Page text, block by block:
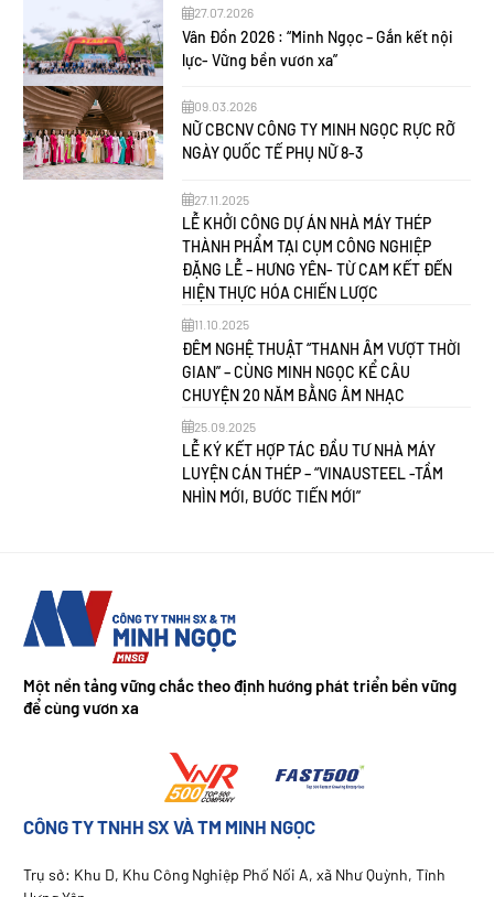
27.07.2026
Vân Đồn 2026 : “Minh Ngọc – Gắn kết nội
lực- Vững bền vươn xa”
09.03.2026
NỮ CBCNV CÔNG TY MINH NGỌC RỰC RỠ
NGÀY QUỐC TẾ PHỤ NỮ 8-3
27.11.2025
LỄ KHỞI CÔNG DỰ ÁN NHÀ MÁY THÉP
THÀNH PHẨM TẠI CỤM CÔNG NGHIỆP
ĐẶNG LỄ – HƯNG YÊN- TỪ CAM KẾT ĐẾN
HIỆN THỰC HÓA CHIẾN LƯỢC
11.10.2025
ĐÊM NGHỆ THUẬT “THANH ÂM VƯỢT THỜI
GIAN” – CÙNG MINH NGỌC KỂ CÂU
CHUYỆN 20 NĂM BẰNG ÂM NHẠC
25.09.2025
LỄ KÝ KẾT HỢP TÁC ĐẦU TƯ NHÀ MÁY
LUYỆN CÁN THÉP – “VINAUSTEEL -TẦM
NHÌN MỚI, BƯỚC TIẾN MỚI”
Một nền tảng vững chắc theo định hướng phát triển bền vững
để cùng vươn xa
CÔNG TY TNHH SX VÀ TM MINH NGỌC
Trụ sở: Khu D, Khu Công Nghiệp Phố Nối A, xã Như Quỳnh, Tỉnh